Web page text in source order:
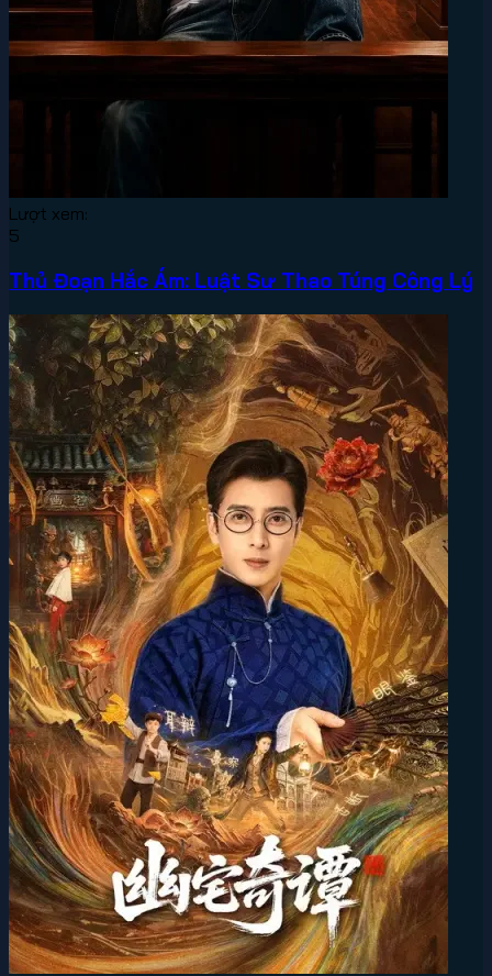
Lượt xem:
5
Thủ Đoạn Hắc Ám: Luật Sư Thao Túng Công Lý